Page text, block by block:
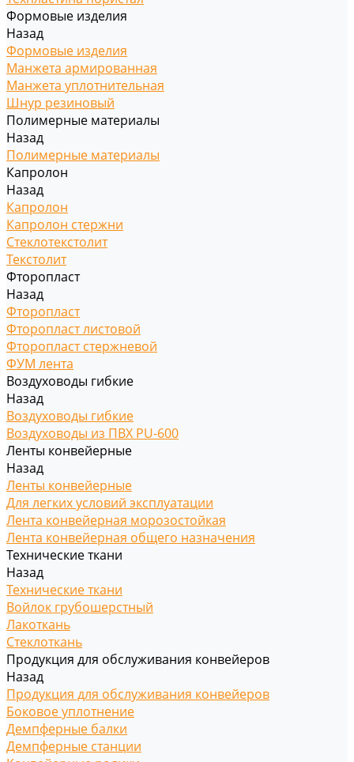
Формовые изделия
Назад
Формовые изделия
Манжета армированная
Манжета уплотнительная
Шнур резиновый
Полимерные материалы
Назад
Полимерные материалы
Капролон
Назад
Капролон
Капролон стержни
Стеклотекстолит
Текстолит
Фторопласт
Назад
Фторопласт
Фторопласт листовой
Фторопласт стержневой
ФУМ лента
Воздуховоды гибкие
Назад
Воздуховоды гибкие
Воздуховоды из ПВХ PU-600
Ленты конвейерные
Назад
Ленты конвейерные
Для легких условий эксплуатации
Лента конвейерная морозостойкая
Лента конвейерная общего назначения
Технические ткани
Назад
Технические ткани
Войлок грубошерстный
Лакоткань
Стеклоткань
Продукция для обслуживания конвейеров
Назад
Продукция для обслуживания конвейеров
Боковое уплотнение
Демпферные балки
Демпферные станции